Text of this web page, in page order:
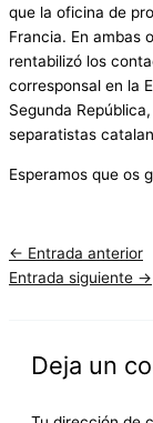
que la oficina de
Francia. En ambas
rentabilizó los
corresponsal en la
Segunda
separatistas
Esperamos que os
← Entrada anterior
Entrada siguiente →
Deja un